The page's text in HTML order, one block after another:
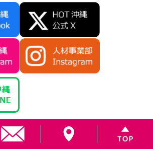
©2026 株式会社ホット沖縄